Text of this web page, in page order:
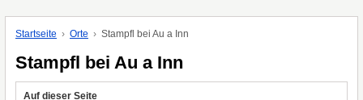
Startseite Orte Stampfl bei Au a Inn
Stampfl bei Au a Inn
Auf dieser Seite